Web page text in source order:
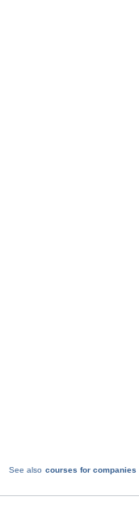
See also courses for companies